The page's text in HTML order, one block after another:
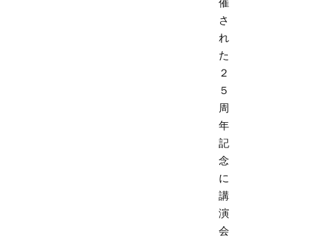
さ
れ
た
２
５
周
年
記
念
に
講
演
会